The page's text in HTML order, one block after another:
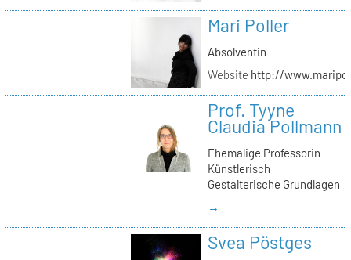
Mari Poller
Absolventin
Website http://
Prof. Tyyne
Claudia Pollmann
Ehemalige Professorin
Künstlerisch
Gestalterische Grundlagen
→
Svea Pöstges